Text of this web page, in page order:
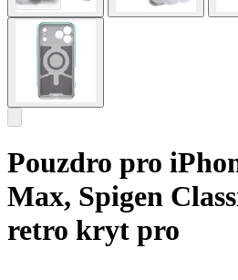
Pouzdro pro
Max, Spigen
retro kryt pro